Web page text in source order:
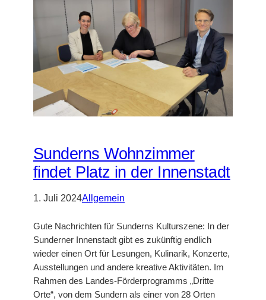
Sunderns Wohnzimmer
findet Platz in der Innenstadt
1. Juli 2024Allgemein
Gute Nachrichten für Sunderns Kulturszene: In der
Sunderner Innenstadt gibt es zukünftig endlich
wieder einen Ort für Lesungen, Kulinarik, Konzerte,
Ausstellungen und andere kreative Aktivitäten. Im
Rahmen des Landes-Förderprogramms „Dritte
Orte“, von dem Sundern als einer von 28 Orten